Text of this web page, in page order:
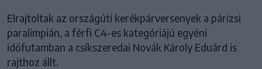
Elrajtoltak az országúti kerékpárversenyek a párizsi
paralimpián, a férfi C4-es kategóriájú egyéni
időfutamban a csíkszeredai Novák Károly Eduárd is
rajthoz állt.